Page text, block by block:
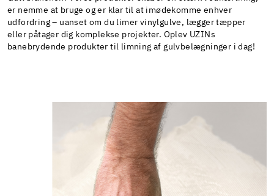
er nemme at bruge og er klar til at imødekomme enhver
udfordring – uanset om du limer vinylgulve, lægger tæpper
eller påtager dig komplekse projekter. Oplev UZINs
banebrydende produkter til limning af gulvbelægninger i dag!